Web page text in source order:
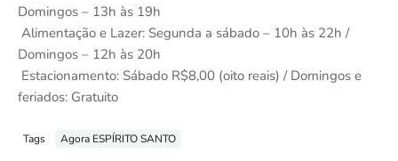
Domingos – 13h às 19h
Alimentação e Lazer: Segunda a sábado – 10h às 22h /
Domingos – 12h às 20h
Estacionamento: Sábado R$8,00 (oito reais) / Domingos e
feriados: Gratuito
Tags Agora ESPÍRITO SANTO